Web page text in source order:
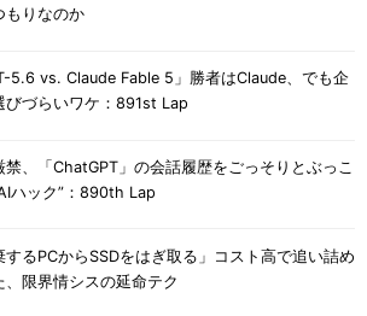
もりなのか
5.6 vs. Claude Fable 5」勝者はClaude、でも企
びづらいワケ：891st Lap
禁、「ChatGPT」の会話履歴をごっそりとぶっこ
ハック”：890th Lap
するPCからSSDをはぎ取る」コスト高で追い詰め
、限界情シスの延命テク